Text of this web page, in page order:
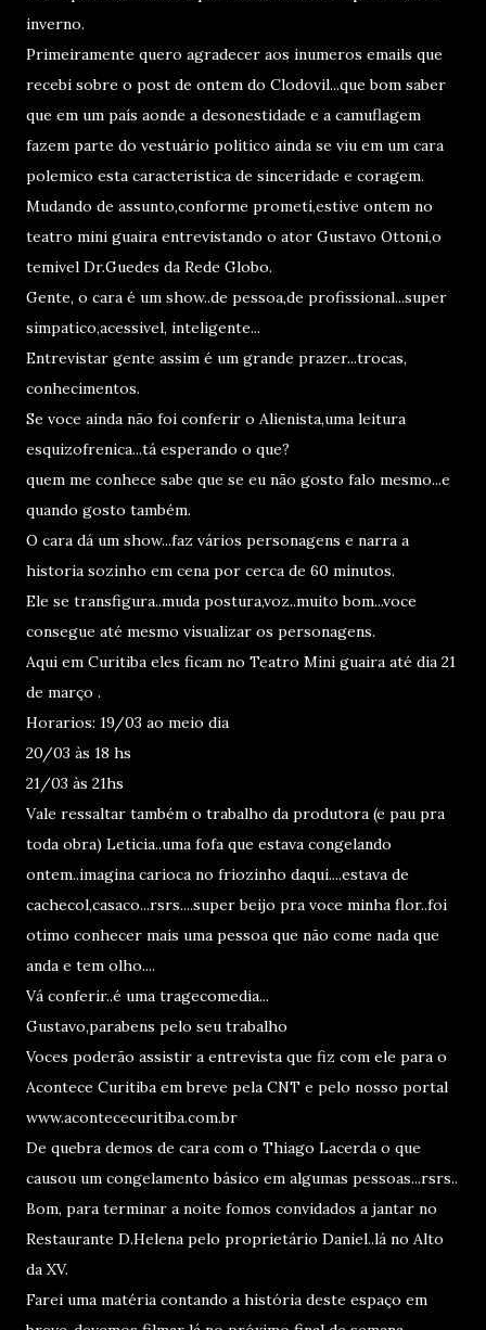
inverno.
Primeiramente quero agradecer aos inumeros emails que
recebi sobre o post de ontem do Clodovil...que bom saber
que em um país aonde a desonestidade e a camuflagem
fazem parte do vestuário politico ainda se viu em um cara
polemico esta caracteristica de sinceridade e coragem.
Mudando de assunto,conforme prometi,estive ontem no
teatro mini guaira entrevistando o ator Gustavo Ottoni,o
temivel Dr.Guedes da Rede Globo.
Gente, o cara é um show..de pessoa,de profissional...super
simpatico,acessivel, inteligente...
Entrevistar gente assim é um grande prazer...trocas,
conhecimentos.
Se voce ainda não foi conferir o Alienista,uma leitura
esquizofrenica...tá esperando o que?
quem me conhece sabe que se eu não gosto falo mesmo...e
quando gosto também.
O cara dá um show...faz vários personagens e narra a
historia sozinho em cena por cerca de 60 minutos.
Ele se transfigura..muda postura,voz..muito bom...voce
consegue até mesmo visualizar os personagens.
Aqui em Curitiba eles ficam no Teatro Mini guaira até dia 21
de março .
Horarios: 19/03 ao meio dia
20/03 às 18 hs
21/03 às 21hs
Vale ressaltar também o trabalho da produtora (e pau pra
toda obra) Leticia..uma fofa que estava congelando
ontem..imagina carioca no friozinho daqui....estava de
cachecol,casaco...rsrs....super beijo pra voce minha flor..foi
otimo conhecer mais uma pessoa que não come nada que
anda e tem olho....
Vá conferir..é uma tragecomedia...
Gustavo,parabens pelo seu trabalho
Voces poderão assistir a entrevista que fiz com ele para o
Acontece Curitiba em breve pela CNT e pelo nosso portal
www.acontececuritiba.com.br
De quebra demos de cara com o Thiago Lacerda o que
causou um congelamento básico em algumas pessoas...rsrs..
Bom, para terminar a noite fomos convidados a jantar no
Restaurante D.Helena pelo proprietário Daniel..lá no Alto
da XV.
Farei uma matéria contando a história deste espaço em